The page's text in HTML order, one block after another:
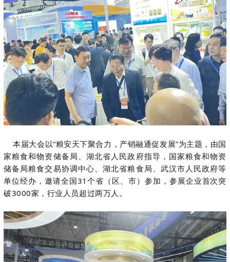
本届大会以“粮安天下聚合力，产销融通促发展”为主题，由国
家粮食和物资储备局、湖北省人民政府指导，国家粮食和物资
储备局粮食交易协调中心、湖北省粮食局、武汉市人民政府等
单位经办，邀请全国31个省（区、市）参加，参展企业首次突
破3000家，行业人员超过两万人。